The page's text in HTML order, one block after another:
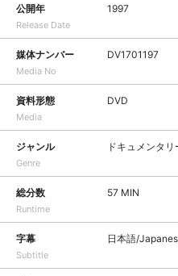
公開年
Release Date
1997
媒体ナンバー
Media No
DV1701197
資料形態
Media
DVD
ジャンル
Genre
ドキュメンタ
総分数
Runtime
57 MIN
字幕
Subtitle
日本語/